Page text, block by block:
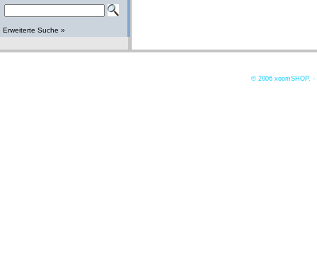
Erweiterte Suche »
© 2006 xoomSHOP. -